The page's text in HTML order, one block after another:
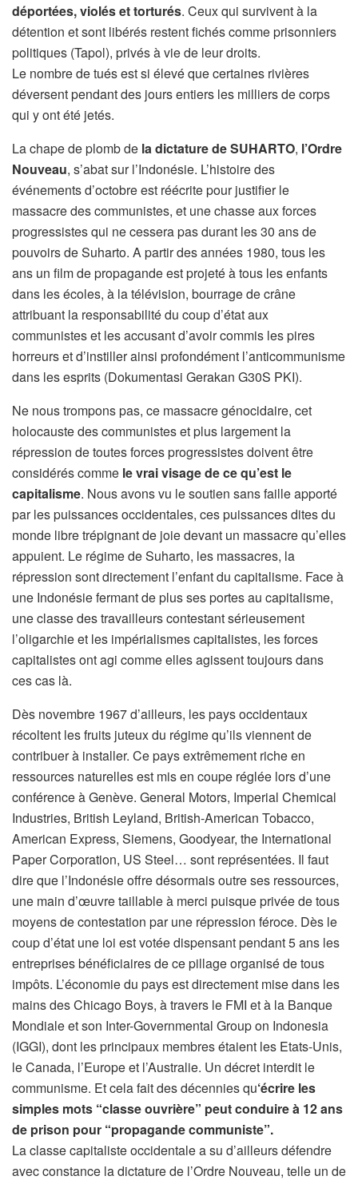
déportées, violés et torturés. Ceux qui survivent à la
détention et sont libérés restent fichés comme prisonniers
politiques (Tapol), privés à vie de leur droits.
Le nombre de tués est si élevé que certaines rivières
déversent pendant des jours entiers les milliers de corps
qui y ont été jetés.
La chape de plomb de la dictature de SUHARTO, l’Ordre
Nouveau, s’abat sur l’Indonésie. L’histoire des
événements d’octobre est réécrite pour justifier le
massacre des communistes, et une chasse aux forces
progressistes qui ne cessera pas durant les 30 ans de
pouvoirs de Suharto. A partir des années 1980, tous les
ans un film de propagande est projeté à tous les enfants
dans les écoles, à la télévision, bourrage de crâne
attribuant la responsabilité du coup d’état aux
communistes et les accusant d’avoir commis les pires
horreurs et d’instiller ainsi profondément l’anticommunisme
dans les esprits (Dokumentasi Gerakan G30S PKI).
Ne nous trompons pas, ce massacre génocidaire, cet
holocauste des communistes et plus largement la
répression de toutes forces progressistes doivent être
considérés comme le vrai visage de ce qu’est le
capitalisme. Nous avons vu le soutien sans faille apporté
par les puissances occidentales, ces puissances dites du
monde libre trépignant de joie devant un massacre qu’elles
appuient. Le régime de Suharto, les massacres, la
répression sont directement l’enfant du capitalisme. Face à
une Indonésie fermant de plus ses portes au capitalisme,
une classe des travailleurs contestant sérieusement
l’oligarchie et les impérialismes capitalistes, les forces
capitalistes ont agi comme elles agissent toujours dans
ces cas là.
Dès novembre 1967 d’ailleurs, les pays occidentaux
récoltent les fruits juteux du régime qu’ils viennent de
contribuer à installer. Ce pays extrêmement riche en
ressources naturelles est mis en coupe réglée lors d’une
conférence à Genève. General Motors, Imperial Chemical
Industries, British Leyland, British-American Tobacco,
American Express, Siemens, Goodyear, the International
Paper Corporation, US Steel… sont représentées. Il faut
dire que l’Indonésie offre désormais outre ses ressources,
une main d’œuvre taillable à merci puisque privée de tous
moyens de contestation par une répression féroce. Dès le
coup d’état une loi est votée dispensant pendant 5 ans les
entreprises bénéficiaires de ce pillage organisé de tous
impôts. L’économie du pays est directement mise dans les
mains des Chicago Boys, à travers le FMI et à la Banque
Mondiale et son Inter-Governmental Group on Indonesia
(IGGI), dont les principaux membres étaient les Etats-Unis,
le Canada, l’Europe et l’Australie. Un décret interdit le
communisme. Et cela fait des décennies qu‘écrire les
simples mots “classe ouvrière” peut conduire à 12 ans
de prison pour “propagande communiste”.
La classe capitaliste occidentale a su d’ailleurs défendre
avec constance la dictature de l’Ordre Nouveau, telle un de